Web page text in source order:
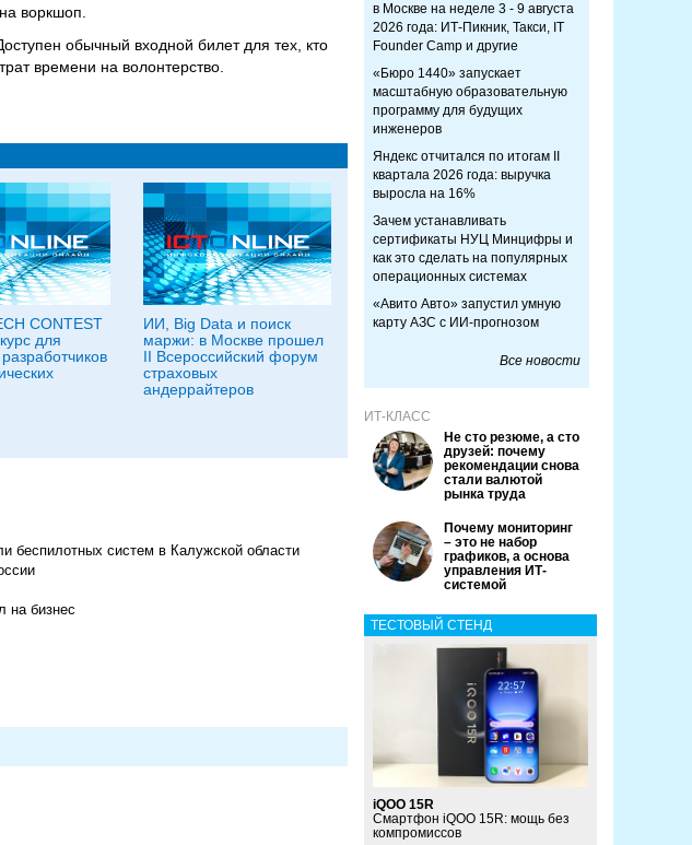
воркшоп.
обычный входной билет для тех, кто
времени на волонтерство.
CONTEST
для
ИИ, Big Data и поиск
маржи: в Москве прошел
II Всероссийский форум
страховых
андеррайтеров
беспилотных систем в Калужской области
на бизнес
в Москве на неделе 3 - 9 августа
2026 года: ИТ-Пикник, Такси, IT
Founder Camp и другие
«Бюро 1440» запускает
масштабную образовательную
программу для будущих
инженеров
Яндекс отчитался по итогам II
квартала 2026 года: выручка
выросла на 16%
Зачем устанавливать
сертификаты НУЦ Минцифры и
как это сделать на популярных
операционных системах
«Авито Авто» запустил умную
карту АЗС с ИИ-прогнозом
Все новости
ИТ-КЛАСС
Не сто резюме, а сто
друзей: почему
рекомендации снова
стали валютой
рынка труда
Почему мониторинг
– это не набор
графиков, а основа
управления ИТ-
системой
ТЕСТОВЫЙ СТЕНД
iQOO 15R
Смартфон iQOO 15R: мощь без
компромиссов